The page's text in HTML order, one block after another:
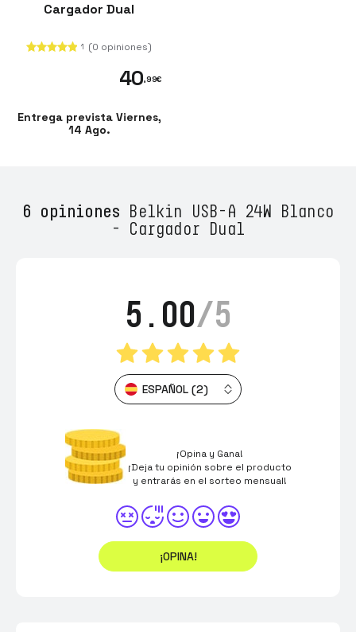
Cargador Dual
1 (0 opiniones)
40,99€
Entrega prevista Viernes,
14 Ago.
6 opiniones Belkin USB-A 24W Blanco
- Cargador Dual
5.00/5
ESPAÑOL (2)
¡Opina y Gana!
¡Deja tu opinión sobre el producto
y entrarás en el sorteo mensual!
¡OPINA!